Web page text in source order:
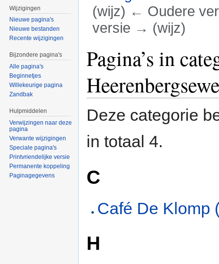
(wijz) ← Oudere
versie → (wijz)
Pagina’s in
Deze categorie
in totaal 4.
C
Café De Klomp
H
Wijzigingen
Nieuwe pagina's
Nieuwe bestanden
Recente wijzigingen
Bijzondere pagina's
Alle pagina's
Beginnetjes
Willekeurige pagina
Zandbak
Hulpmiddelen
Verwijzingen naar deze
pagina
Verwante wijzigingen
Speciale pagina's
Printvriendelijke versie
Permanente koppeling
Paginagegevens